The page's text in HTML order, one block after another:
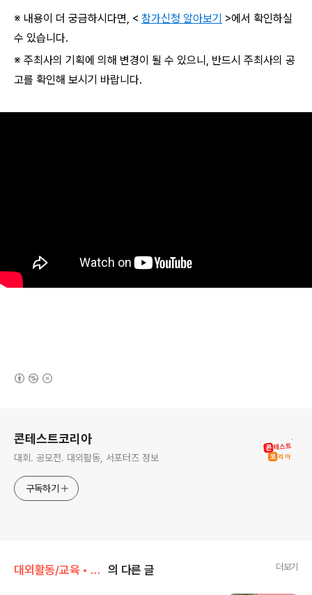
※ 내용이 더 궁금하시다면, < 참가신청 알아보기 >에서 확인하실
수 있습니다.
※ 주최사의 기획에 의해 변경이 될 수 있으니, 반드시 주최사의 공
고를 확인해 보시기 바랍니다.
콘테스트코리아
대회. 공모전. 대외활동, 서포터즈 정보
구독하기
대외활동/교육 • 강연 • 멘토링 의 다른 글 더보기